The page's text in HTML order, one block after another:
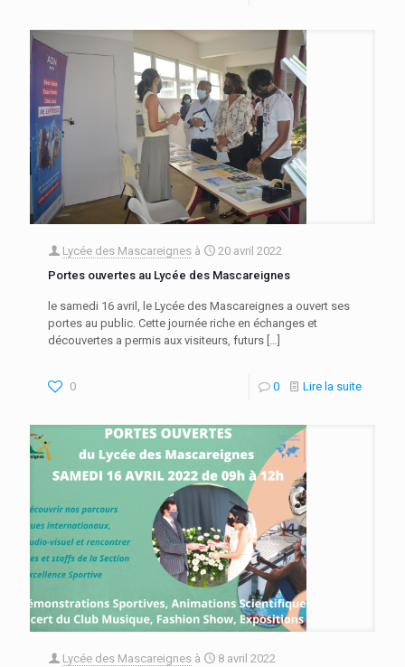
Lycée des Mascareignes à
20 avril 2022
Portes ouvertes au Lycée des Mascareignes
le samedi 16 avril, le Lycée des Mascareignes a ouvert ses
portes au public. Cette journée riche en échanges et
découvertes a permis aux visiteurs, futurs […]
0 0 Lire la suite
Lycée des Mascareignes à
8 avril 2022